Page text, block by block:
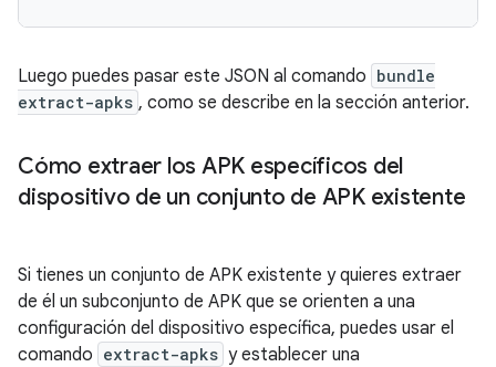
Luego puedes pasar este JSON al comando bundle
extract-apks , como se describe en la sección anterior.
Cómo extraer los APK específicos del
dispositivo de un conjunto de APK existente
Si tienes un conjunto de APK existente y quieres extraer
de él un subconjunto de APK que se orienten a una
configuración del dispositivo específica, puedes usar el
comando extract-apks y establecer una